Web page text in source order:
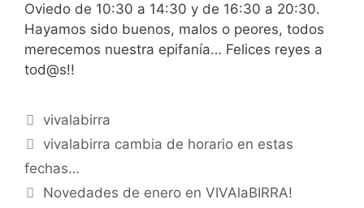
Oviedo de 10:30 a 14:30 y de 16:30 a 20:30.
Hayamos sido buenos, malos o peores, todos
merecemos nuestra epifanía… Felices reyes a
tod@s!!
Categorías
vivalabirra
vivalabirra cambia de horario en estas
fechas…
Novedades de enero en VIVAlaBIRRA!